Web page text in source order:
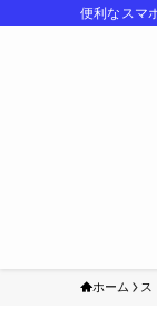
便利なスマ
ホーム ス